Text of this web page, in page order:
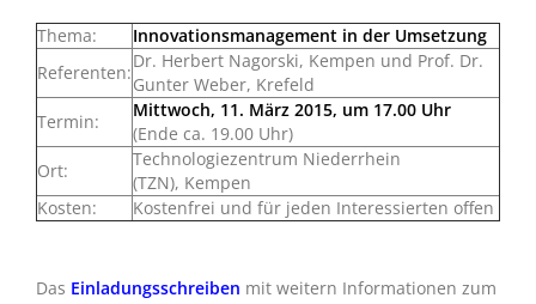
Thema:
Innovationsmanagement in der Umsetzung
Referenten:
Dr. Herbert Nagorski, Kempen und Prof. Dr.
Gunter Weber, Krefeld
Termin:
Mittwoch, 11. März 2015, um 17.00 Uhr
(Ende ca. 19.00 Uhr)
Ort:
Technologiezentrum Niederrhein
(TZN), Kempen
Kosten:
Kostenfrei und für jeden Interessierten offen
Das Einladungsschreiben mit weitern Informationen zum